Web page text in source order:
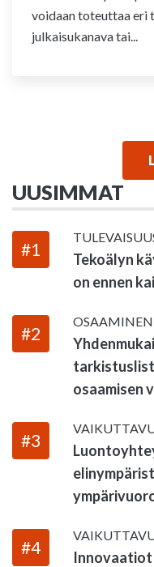
voidaan toteuttaa eri
julkaisukanava tai...
UUSIMMAT
#1
Tekoälyn
on ennen
#2
OSAAMINEN
osaamisen
#3
#4